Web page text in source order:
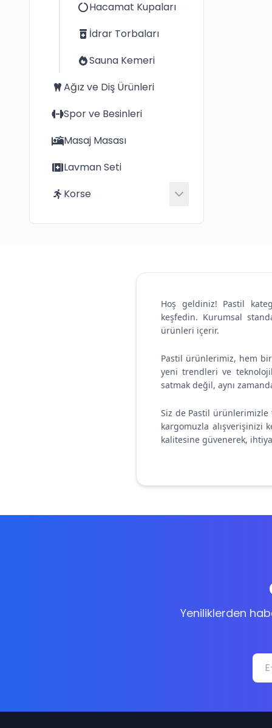
Hacamat Kupaları
İdrar Torbaları
Sauna Kemeri
Ağız ve Diş Ürünleri
Spor ve Besinleri
Masaj Masası
Lavman Seti
Korse
Kadın Mideli Uzun
Kadın Külot KorseHoş geldiniz! Pastil
keşfedin. Kurumsal
ürünleri içerir.
Pastil ürünlerimiz, hem
yeni trendleri ve
satmak değil, aynı
Siz de Pastil ürünlerimizle
kargomuzla
kalitesine güvenerek,
Yeniliklerden